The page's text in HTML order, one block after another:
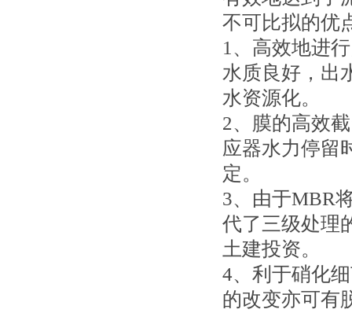
不可比拟的优
1、高效地进
水质良好，出
水资源化。
2、膜的高效
应器水力停留
定。
3、由于MBR
代了三级处理
土建投资。
4、利于硝化
的改变亦可有